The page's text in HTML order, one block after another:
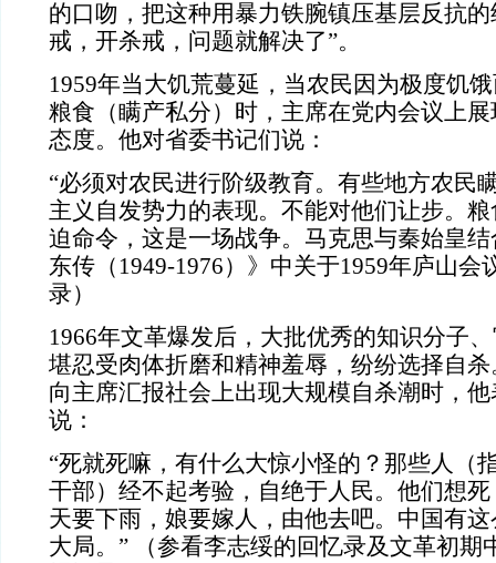
的口吻，把这种用暴力铁腕镇压基层反抗
戒，开杀戒，问题就解决了”。
1959年当大饥荒蔓延，当农民因为极度饥
粮食（瞒产私分）时，主席在党内会议上
态度。他对省委书记们说：
“必须对农民进行阶级教育。有些地方农民
主义自发势力的表现。不能对他们让步。
迫命令，这是一场战争。马克思与秦始皇
东传（1949-1976）》中关于1959年庐山会
录）
1966年文革爆发后，大批优秀的知识分子
堪忍受肉体折磨和精神羞辱，纷纷选择自
向主席汇报社会上出现大规模自杀潮时，
说：
“死就死嘛，有什么大惊小怪的？那些人（
干部）经不起考验，自绝于人民。他们想
天要下雨，娘要嫁人，由他去吧。中国有
大局。” （参看李志绥的回忆录及文革初期